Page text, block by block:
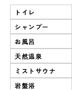
トイレ
シャンプー
お風呂
天然温泉
ミストサウナ
岩盤浴